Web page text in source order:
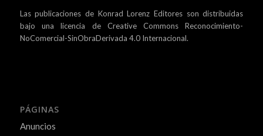
Las publicaciones de Konrad Lorenz Editores son distribuidas
bajo unalicencia de Creative Commons Reconocimiento-
NoComercial-SinObraDerivada 4.0 Internacional.
PÁGINAS
Anuncios